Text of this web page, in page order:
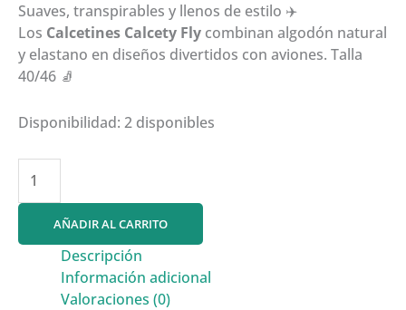
Suaves, transpirables y llenos de estilo ✈️
Los Calcetines Calcety Fly combinan algodón natural
y elastano en diseños divertidos con aviones. Talla
40/46 🧦
Disponibilidad: 2 disponibles
Fly
Negro
cantidadAÑADIR AL CARRITO
Descripción
Información adicional
Valoraciones (0)